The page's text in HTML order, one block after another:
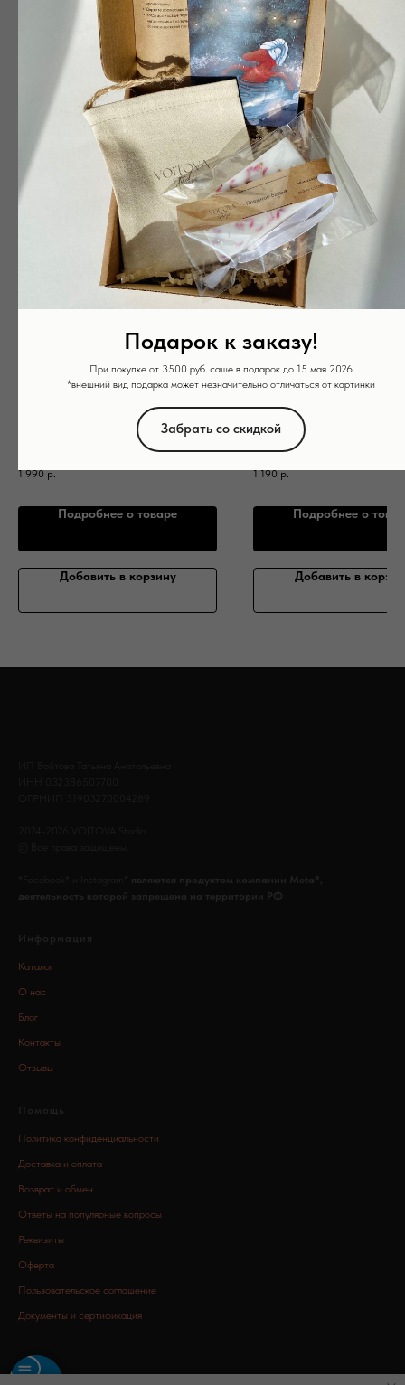
Идеально для тех, кто хочет наполнить дом атмосферой леса,
свежести и уюта, создавая уголок природного спокойствия.
Ароматическая свеча
"Пряное овсяное молоко"
Ароматическая свеча из кокосового воска с
1 990 р.
Подробнее о товаре
Добавить в корзину
Ароматическая свеча
"Бананово-ореховый
Ароматическая свеча из
1 190 р.
Подробнее о
Добавить в
Подарок к заказу!
При покупке от 3500 руб. саше в подарок до 15 мая 2026
*внешний вид подарка может незначительно отличаться от картинки
Забрать со скидкой
ОГРНИП 31903270004289
2024-2026 VOITOVA Studio
*Facebook* и Instagram* являются продуктом компании Meta*,
деятельность которой запрещена на территории РФ
Информация
Каталог
О нас
Блог
Контакты
Отзывы
Помощь
Политика конфиденциальности
Доставка и оплата
Возврат и обмен
Ответы на популярные вопросы
Реквизиты
Оферта
Пользовательское соглашение
Документы и сертификация